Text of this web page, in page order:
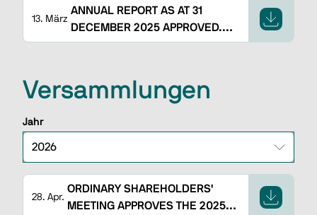
13. März
ANNUAL REPORT AS AT 31
DECEMBER 2025 APPROVED.
GROUP 2026-2028 BUSINESS
Versammlungen
Jahr
28. Apr.
ORDINARY SHAREHOLDERS'
MEETING APPROVES THE 2025